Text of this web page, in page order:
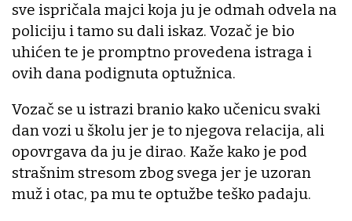
sve ispričala majci koja ju je odmah odvela na
policiju i tamo su dali iskaz. Vozač je bio
uhićen te je promptno provedena istraga i
ovih dana podignuta optužnica.
Vozač se u istrazi branio kako učenicu svaki
dan vozi u školu jer je to njegova relacija, ali
opovrgava da ju je dirao. Kaže kako je pod
strašnim stresom zbog svega jer je uzoran
muž i otac, pa mu te optužbe teško padaju.